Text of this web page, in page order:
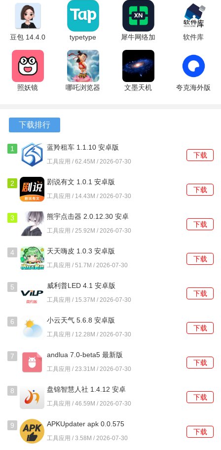
1、搜索栏支持直接输入文字、网址或使用语音进行识别，启
动搜索非常便捷。
2、首页集成了天气预报、搜索框、常用网址导航和实时新闻
资讯等多个实用模块。
3、独有的网络数据压缩技术，能与服务器协同工作，显著减
软件功能
1、提供一键收藏功能，可以将当前网页或常用网站地址快速
保存，方便后续查找。
2、内置全新视频播放器，优化了视频解码与播放流程，观看
在线视频更为流畅。
3、软件提供多种色彩亮丽的界面皮肤，根据喜好随时更换主
题。
4、支持断点续传下载、流量使用统计以及自定义快捷键等多
项辅助性工具。
使用教程
1、在里讯浏览器主界面，长按底部导航栏的任意图标，可以
进入快捷键自定义设置。
2、浏览网页时，点击地址栏右侧的语音按钮，说出搜索天气
预报即可直接跳转结果页。
3、遇到包含广告的页面，从屏幕右侧边缘向左滑动，可以呼
4、在视频播放页面，双击屏幕不同区域可以分别控制播放/
暂停和进入全屏模式。
5、进入皮肤中心后，不仅可以选择预设主题，还能通过调色
豆包 14.4.0
最新版
typetype
2.96.8-
rel#100000
最新版
犀牛网络加
速器 3.1.0
安卓版
软件库
版
照妖镜
哪吒浏览器
文墨天机
夸克海外版
下载排行
1 蓝羚租车 1.1.10 安卓版
工具应用 / 62.45M / 2026-07-30
下载
2 剧说有文 1.0.1 安卓版
工具应用 / 14.43M / 2026-07-30
下载
3
熊宇点击器 2.0.12.30 安卓
版
工具应用 / 25.92M / 2026-07-30
下载
4 天天嗨皮 1.0.3 安卓版
工具应用 / 51.7M / 2026-07-30
下载
5 威利普LED 4.1 安卓版
工具应用 / 15.37M / 2026-07-30
下载
6 小云天气 5.6.8 安卓版
工具应用 / 12.28M / 2026-07-30
下载
7 andlua 7.0-beta5 最新版
工具应用 / 23.31M / 2026-07-30
下载
8
盘锦智慧人社 1.4.12 安卓
版
工具应用 / 46.59M / 2026-07-30
下载
9
APKUpdater apk 0.0.575
安卓版
工具应用 / 3.58M / 2026-07-30
下载